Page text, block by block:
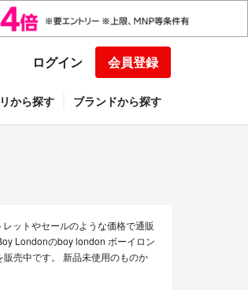
ログイン 会員登録
から探す ブランドから探す
ットやセールのような価格で通販
Londonのboy london ボーイロン
売中です。 新品未使用のものか